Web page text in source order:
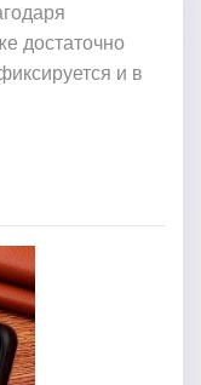
достаточно
и в